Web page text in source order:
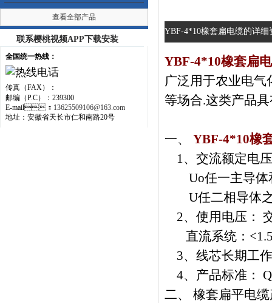
查看全部产品
联系樱桃视频APP下载安装
全国统一热线：
传真（FAX）：
邮编（P.C）：239300
E-mail： 13625509106@163.com
地址：安徽省天长市仁和南路20号
YBF-4*10橡套扁电缆的详细资
YBF-4*10橡套扁
广泛用于农业电气
等场合.这类产品
一、 YBF-4*10橡
1、交流额定电
Uo任一主导体
U任二相导体之
2、使用电压：
直流系统：
3、线芯长期工作
4、产品标准
二、 橡套扁平电缆